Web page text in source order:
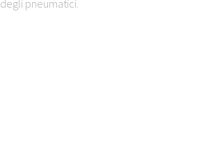
degli pneumatici.